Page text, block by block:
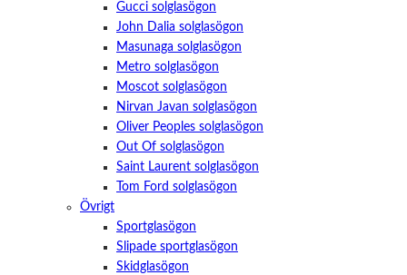
Gucci solglasögon
John Dalia solglasögon
Masunaga solglasögon
Metro solglasögon
Moscot solglasögon
Nirvan Javan solglasögon
Oliver Peoples solglasögon
Out Of solglasögon
Saint Laurent solglasögon
Tom Ford solglasögon
Övrigt
Sportglasögon
Slipade sportglasögon
Skidglasögon